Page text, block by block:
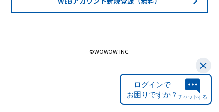
©WOWOW INC.
ログインで
お困りですか？ チャットする